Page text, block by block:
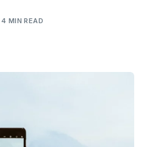
4 MIN READ